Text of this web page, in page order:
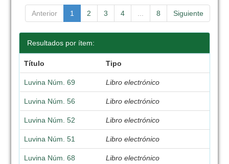
Anterior 1 2 3 4 8 Siguiente
Resultados por ítem:
Título Tipo
Luvina Núm. 69 Libro electrónico
Luvina Núm. 56 Libro electrónico
Luvina Núm. 52 Libro electrónico
Luvina Núm. 51 Libro electrónico
Luvina Núm. 68 Libro electrónico